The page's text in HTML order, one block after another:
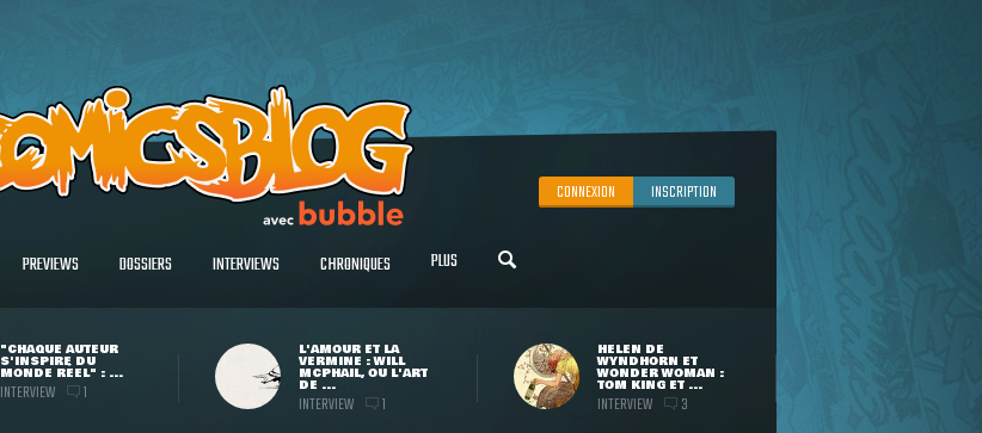
CONNEXION INSCRIPTION
PREVIEWS DOSSIERS INTERVIEWS CHRONIQUES PLUS
"CHAQUE AUTEUR
S'INSPIRE DU
MONDE RÉEL" : ...
INTERVIEW 1
L'AMOUR ET LA
VERMINE : WILL
MCPHAIL, OU L'ART
DE ...
INTERVIEW 1
HELEN DE
WYNDHORN ET
WONDER WOMAN :
TOM KING ET ...
INTERVIEW 3